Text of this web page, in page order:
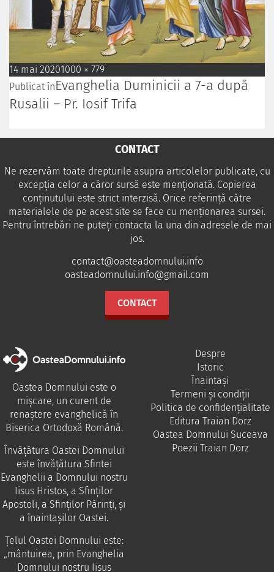
14 mai 20201000 × 779
Publicat înEvanghelia Duminicii a 7-a după
Rusalii – Pr. Iosif Trifa
CONTACT
Ne rezervăm toate drepturile asupra articolelor publicate, cu
excepția celor a căror sursă este menționată. Copierea
conținutului este strict interzisă. Orice referință către
materialele de pe acest site se face cu menționarea sursei.
Pentru întrebări ne puteţi contacta la una din adresele de mai
jos.
contact@oasteadomnului.info
oasteadomnului.info@gmail.com
CONTACT
Oastea Domnului este o
mișcare, un curent de
renaștere evanghelică în
Biserica Ortodoxă Română.
Învăţătura Oastei Domnului
este învăţătura Sfintei
Evanghelii a Domnului nostru
Iisus Hristos, a Sfinţilor
Apostoli, a Sfinţilor Părinţi, şi
a înaintaşilor Oastei.
Ţelul Oastei Domnului este:
„mântuirea, prin Evanghelia
Domnului nostru Iisus
Despre
Istoric
Înaintași
Termeni și condiții
Politica de confidențialitate
Editura Traian Dorz
Oastea Domnului Suceava
Poezii Traian Dorz